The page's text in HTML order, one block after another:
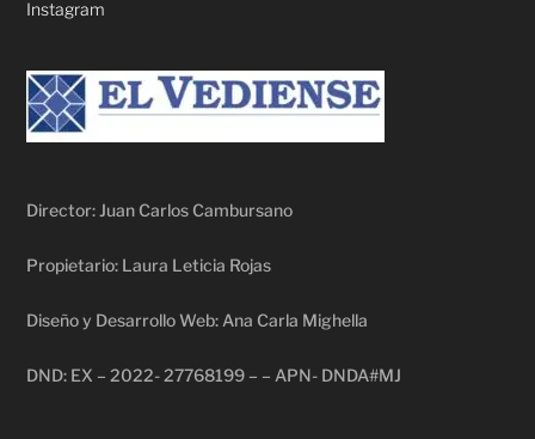
Instagram
Director: Juan Carlos Cambursano
Propietario: Laura Leticia Rojas
Diseño y Desarrollo Web: Ana Carla Mighella
DND: EX – 2022- 27768199 – – APN- DNDA#MJ